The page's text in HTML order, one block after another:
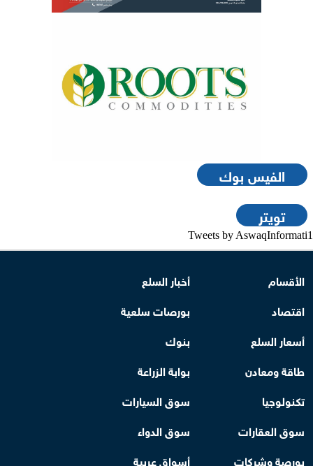
الفيس بوك
تويتر
Tweets by AswaqInformati1
الأقسام
أخبار السلع
اقتصاد
بورصات سلعية
أسعار السلع
بنوك
طاقة ومعادن
بوابة الزراعة
تكنولوجيا
سوق السيارات
سوق العقارات
سوق الدواء
بورصة وشركات
أسواق عربية